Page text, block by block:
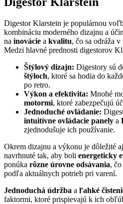
Digestor Klarstein je populárnou
kombináciu moderného dizajnu a
na inovácie a kvalitu, čo sa odráža
Medzi hlavné prednosti digestorov
Štýlový dizajn: Digestory sú
štýloch, ktoré sa hodia do
po retro.
Výkon a efektivita: Mnohé
motormi, ktoré zabezpečujú
Jednoduché ovládanie:
intuitívne ovládacie panely a
zjednodušuje ich používanie.
Okrem dizajnu a výkonu je dôležité
navrhnuté tak, aby boli energeticky
ponúka rôzne úrovne odsávania,
podľa aktuálnych potrieb pri varení.
Jednoduchá údržba a ľahké
faktormi, ktoré prispievajú k ich